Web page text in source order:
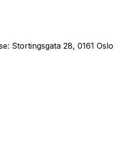
Stortingsgata 28, 0161 Oslo